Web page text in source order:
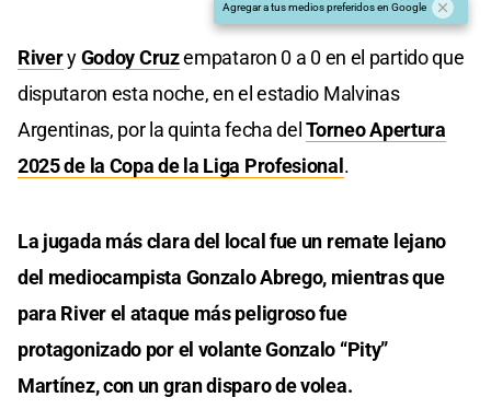
Agregar a tus medios preferidos en Google
RiveryGodoy Cruzempataron 0 a 0 en el partido que
disputaron esta noche, en el estadio Malvinas
Argentinas, por la quinta fecha delTorneo Apertura
2025 de la Copa de la Liga Profesional .
La jugada más clara del local fue un remate lejano
del mediocampista Gonzalo Abrego, mientras que
para River el ataque más peligroso fue
protagonizado por el volante Gonzalo “Pity”
Martínez, con un gran disparo de volea.